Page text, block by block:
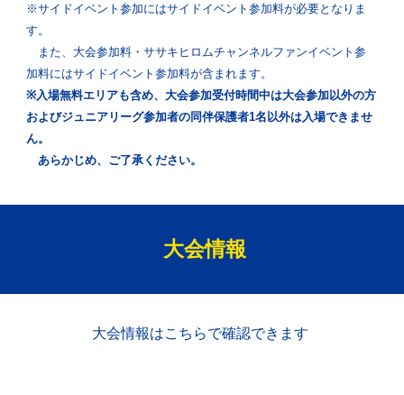
※サイドイベント参加にはサイドイベント参加料が必要となりま
す。
また、大会参加料・ササキヒロムチャンネルファンイベント参
加料にはサイドイベント参加料が含まれます。
※入場無料エリアも含め、大会参加受付時間中は大会参加以外の方
およびジュニアリーグ参加者の同伴保護者1名以外は入場できませ
ん。
あらかじめ、ご了承ください。
大会情報
大会情報はこちらで確認できます